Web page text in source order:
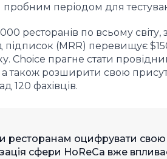
пробним періодом для
ресторанів по всьому світу,
(MRR) перевищує
Choice прагне стати
також розширити свою
120 фахівців.
оцифрувати свою
сфери HoReCa вже